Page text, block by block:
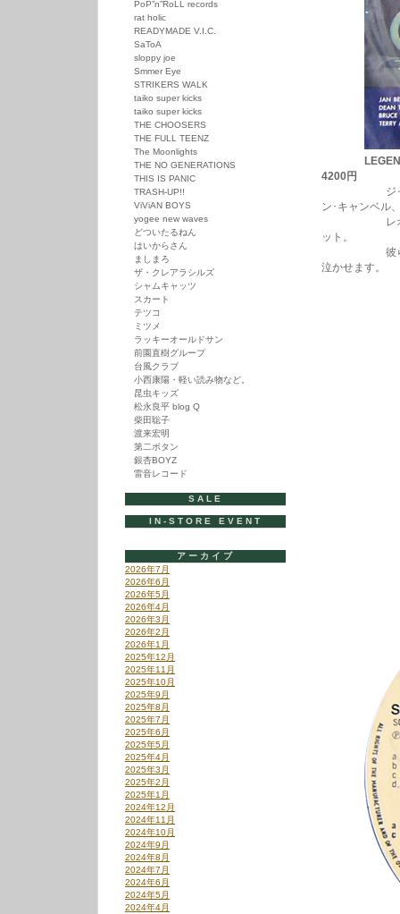
4200円
ジャンとデ
ン･キャンベル
レオン･ラ
ット。
彼らが残し
泣かせます。
PoP”n”RoLL records
rat holic
READYMADE V.I.C.
SaToA
sloppy joe
Smmer Eye
STRIKERS WALK
taiko super kicks
taiko super kicks
THE CHOOSERS
THE FULL TEENZ
The Moonlights
THE NO GENERATIONS
THIS IS PANIC
TRASH-UP!!
ViViAN BOYS
yogee new waves
どついたるねん
はいからさん
ましまろ
ザ・クレアラシルズ
シャムキャッツ
スカート
テツコ
ミツメ
ラッキーオールドサン
前園直樹グループ
台風クラブ
小西康陽・軽い読み物など。
昆虫キッズ
松永良平 blog Q
柴田聡子
渡来宏明
第二ボタン
銀杏BOYZ
雷音レコード
SALE
IN-STORE EVENT
アーカイブ
2026年7月
2026年6月
2026年5月
2026年4月
2026年3月
2026年2月
2026年1月
2025年12月
2025年11月
2025年10月
2025年9月
2025年8月
2025年7月
2025年6月
2025年5月
2025年4月
2025年3月
2025年2月
2025年1月
2024年12月
2024年11月
2024年10月
2024年9月
2024年8月
2024年7月
2024年6月
2024年5月
2024年4月